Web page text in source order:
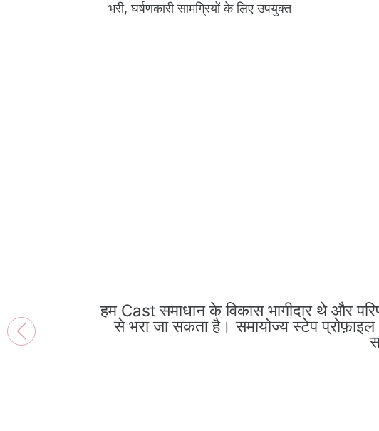
भरी, घर्षणकारी सामग्रियों के लिए उपयुक्त
हम Cast समाधान के विकास भागीदार थे और
से भरा जा सकता है। समायोज्य स्टेप